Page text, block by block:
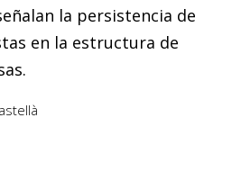
la persistencia de
en la estructura de